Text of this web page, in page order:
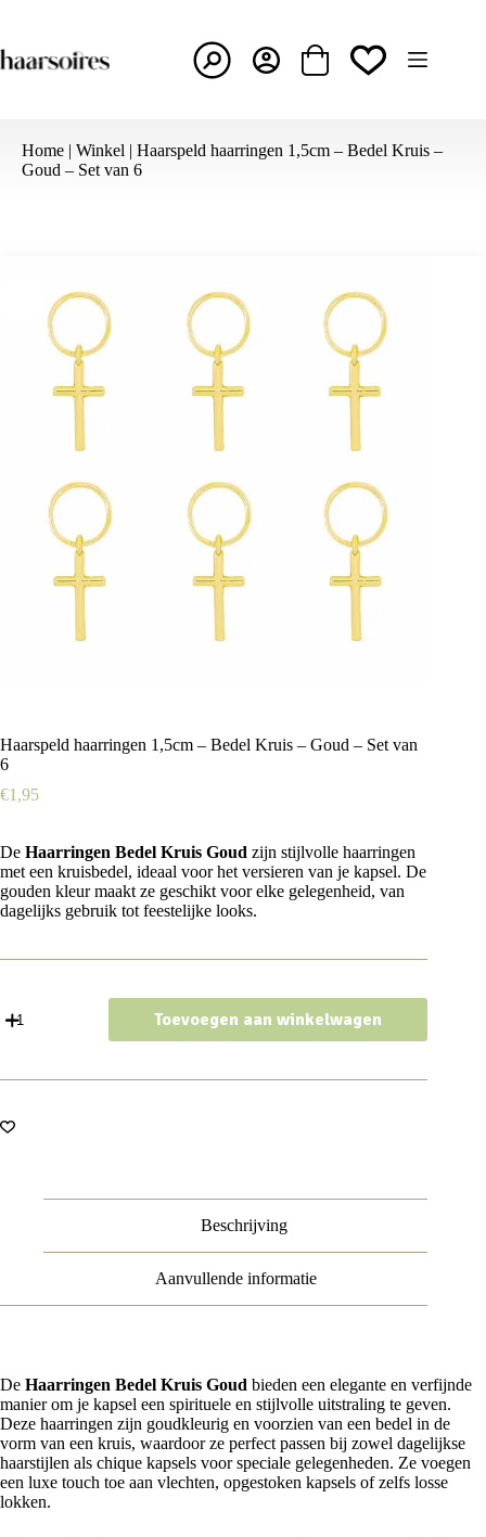
de
inhoud
Winkelwagen
Home | Winkel | Haarspeld haarringen 1,5cm – Bedel Kruis –
Goud – Set van 6
Haarspeld haarringen 1,5cm – Bedel Kruis – Goud – Set van
6
€1,95
De Haarringen Bedel Kruis Goud zijn stijlvolle haarringen
met een kruisbedel, ideaal voor het versieren van je kapsel. De
gouden kleur maakt ze geschikt voor elke gelegenheid, van
dagelijks gebruik tot feestelijke looks.
haarringen
Bedel
-
Goud
Toevoegen aan winkelwagen
Beschrijving
Aanvullende informatie
De Haarringen Bedel Kruis Goud bieden een elegante en verfijnde
manier om je kapsel een spirituele en stijlvolle uitstraling te geven.
Deze haarringen zijn goudkleurig en voorzien van een bedel in de
vorm van een kruis, waardoor ze perfect passen bij zowel dagelijkse
haarstijlen als chique kapsels voor speciale gelegenheden. Ze voegen
een luxe touch toe aan vlechten, opgestoken kapsels of zelfs losse
lokken.